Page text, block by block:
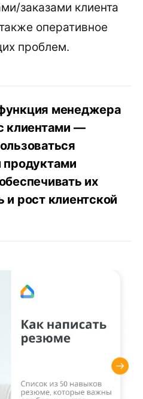
заказами клиента
оперативное
проблем.
менеджера
клиентами —
продуктами
их
и рост клиентской